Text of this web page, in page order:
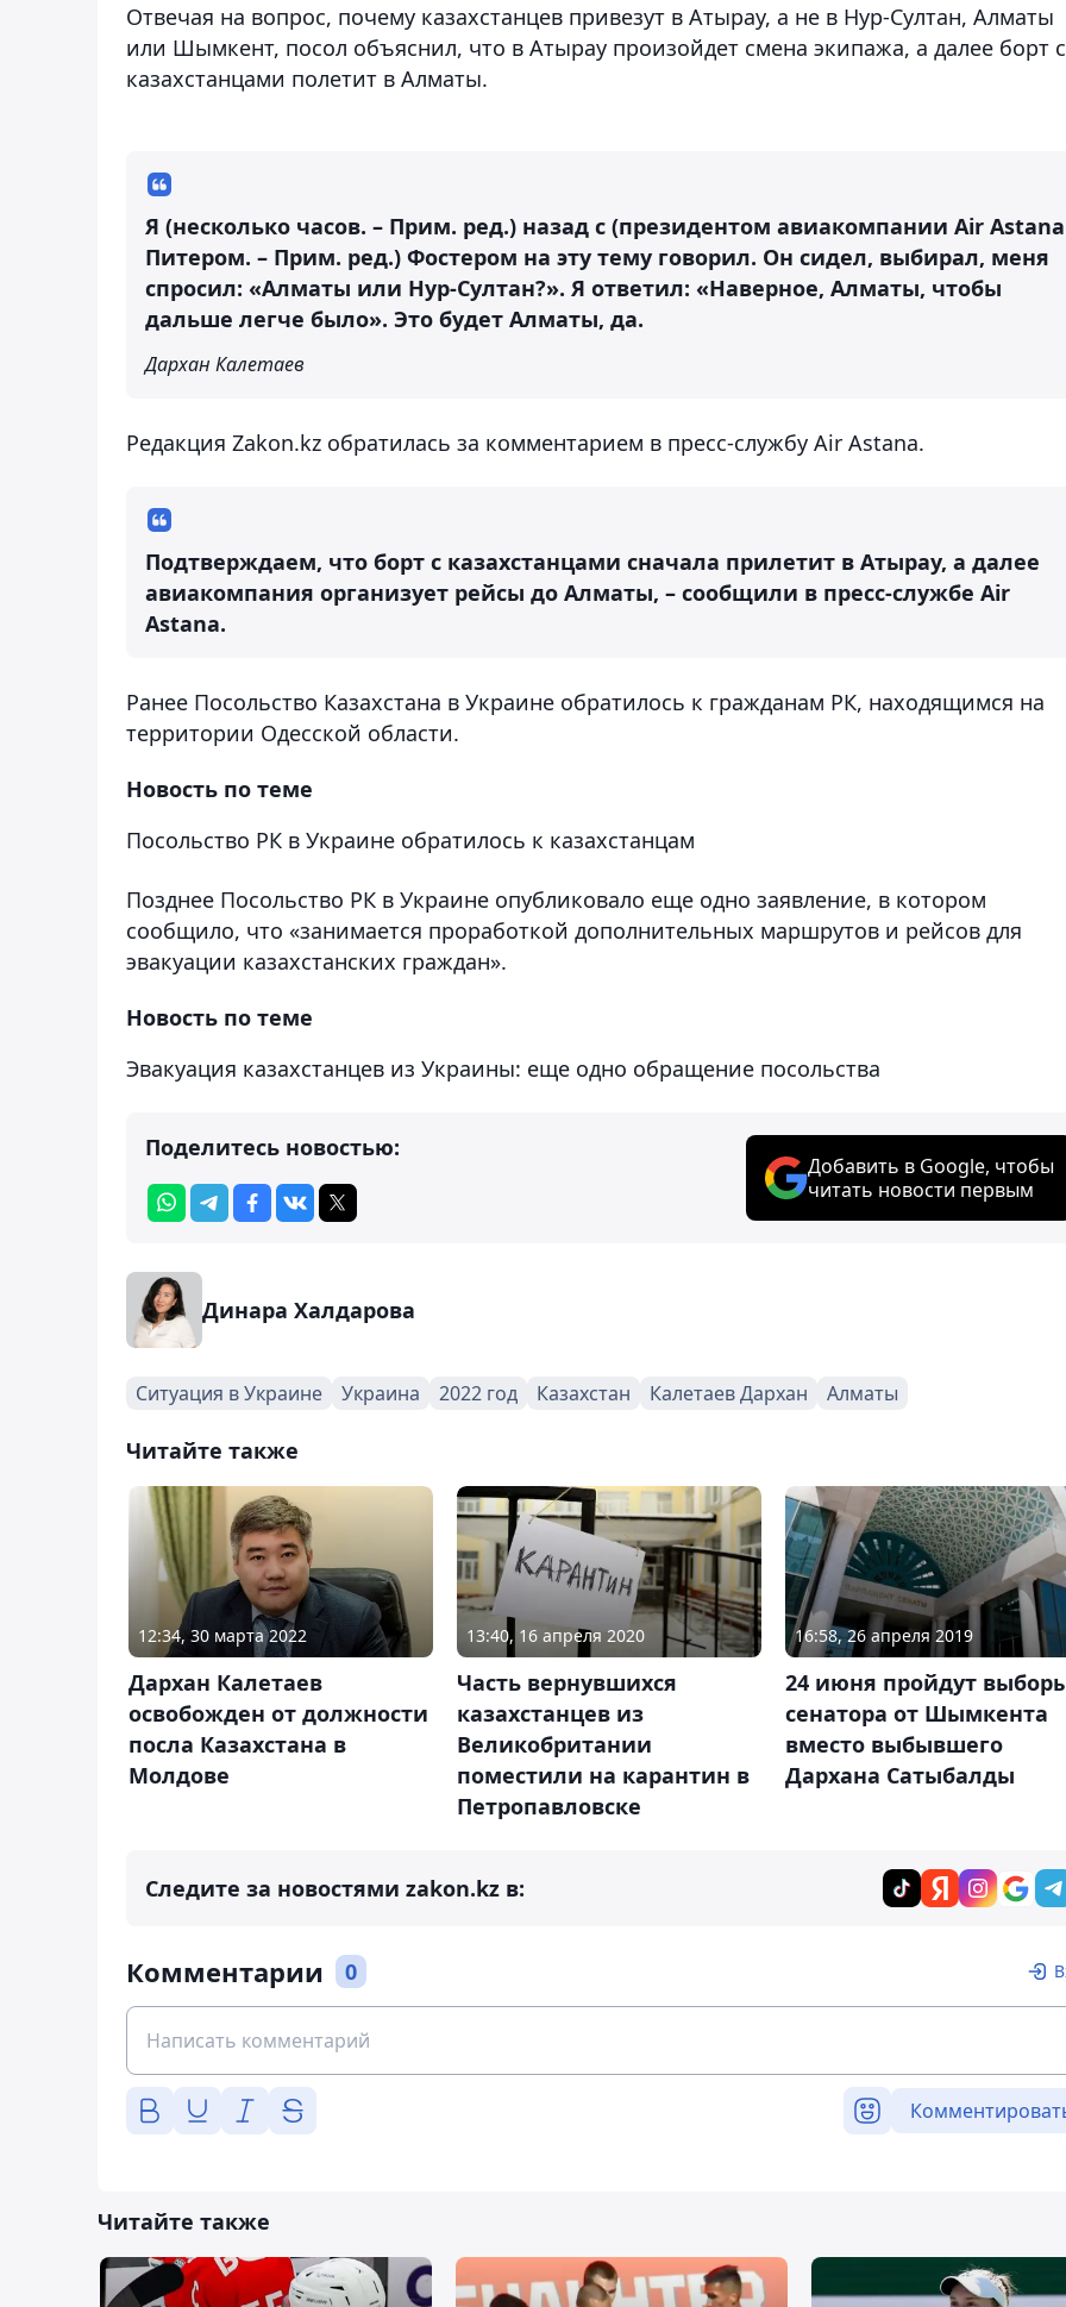
Отвечая на вопрос, почему казахстанцев привезут в Атырау, а не в Нур-Султан, Алматы
или Шымкент, посол объяснил, что в Атырау произойдет смена экипажа, а далее борт с
казахстанцами полетит в Алматы.
Я (несколько часов. – Прим. ред.) назад с (президентом авиакомпании Air Astana
Питером. – Прим. ред.) Фостером на эту тему говорил. Он сидел, выбирал, меня
спросил: «Алматы или Нур-Султан?». Я ответил: «Наверное, Алматы, чтобы
дальше легче было». Это будет Алматы, да.
Дархан Калетаев
Редакция Zakon.kz обратилась за комментарием в пресс-службу Air Astana.
Подтверждаем, что борт с казахстанцами сначала прилетит в Атырау, а далее
авиакомпания организует рейсы до Алматы, – сообщили в пресс-службе Air
Astana.
Ранее Посольство Казахстана в Украине обратилось к гражданам РК, находящимся на
территории Одесской области.
Новость по теме
Посольство РК в Украине обратилось к казахстанцам
Позднее Посольство РК в Украине опубликовало еще одно заявление, в котором
сообщило, что «занимается проработкой дополнительных маршрутов и рейсов для
эвакуации казахстанских граждан».
Новость по теме
Эвакуация казахстанцев из Украины: еще одно обращение посольства
Поделитесь новостью:
Добавить в Google, чтобы
читать новости первым
Динара Халдарова
Ситуация в Украине Украина 2022 год Казахстан Калетаев Дархан Алматы
Читайте также
12:34, 30 марта 2022
Дархан Калетаев
освобожден от должности
посла Казахстана в
Молдове
13:40, 16 апреля 2020
Часть вернувшихся
казахстанцев из
Великобритании
поместили на карантин в
Петропавловске
16:58, 26 апреля 2019
24 июня пройдут
сенатора от Шымкента
вместо выбывшего
Дархана Сатыбалды
Следите за новостями zakon.kz в:
Комментарии 0
Читайте также